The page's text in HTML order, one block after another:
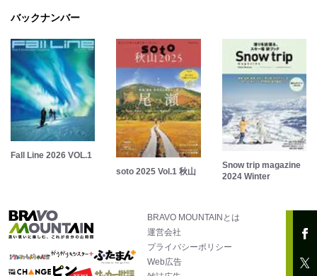
バックナンバー
Fall Line 2026 VOL.1
soto 2025 Vol.1 秋山
Snow trip magazine
2024 Winter
BRAVO MOUNTAINとは
運営会社
プライバシーポリシー
Web広告